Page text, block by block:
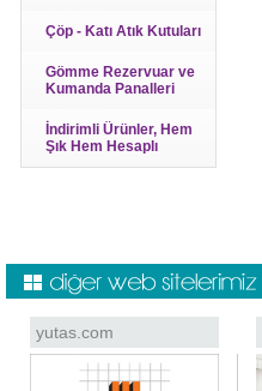
Çöp - Katı Atık Kutuları
Gömme Rezervuar ve
Kumanda Panalleri
İndirimli Ürünler, Hem
Şık Hem Hesaplı
yutas.com